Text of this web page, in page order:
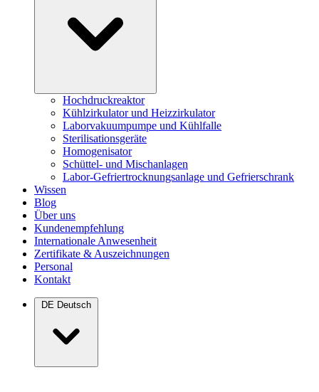
Hochdruckreaktor
Kühlzirkulator und Heizzirkulator
Laborvakuumpumpe und Kühlfalle
Sterilisationsgeräte
Homogenisator
Schüttel- und Mischanlagen
Labor-Gefriertrocknungsanlage und Gefrierschrank
Wissen
Blog
Über uns
Kundenempfehlung
Internationale Anwesenheit
Zertifikate & Auszeichnungen
Personal
Kontakt
DE Deutsch